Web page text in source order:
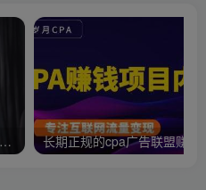
1万x流量如何轻松日赚2000+（售价1000简单粗鲁的赚钱方法)